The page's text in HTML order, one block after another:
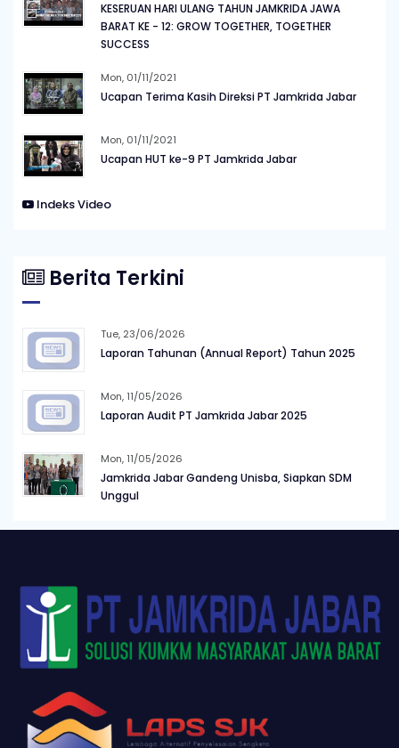
KESERUAN HARI ULANG TAHUN JAMKRIDA JAWA
BARAT KE - 12: GROW TOGETHER, TOGETHER
SUCCESS
Mon, 01/11/2021
Ucapan Terima Kasih Direksi PT Jamkrida Jabar
Mon, 01/11/2021
Ucapan HUT ke-9 PT Jamkrida Jabar
Indeks Video
Berita Terkini
Tue, 23/06/2026
Laporan Tahunan (Annual Report) Tahun 2025
Mon, 11/05/2026
Laporan Audit PT Jamkrida Jabar 2025
Mon, 11/05/2026
Jamkrida Jabar Gandeng Unisba, Siapkan SDM
Unggul